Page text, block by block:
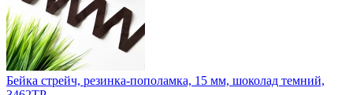
Бейка стрейч, резинка-пополамка, 15 мм, шоколад темний,